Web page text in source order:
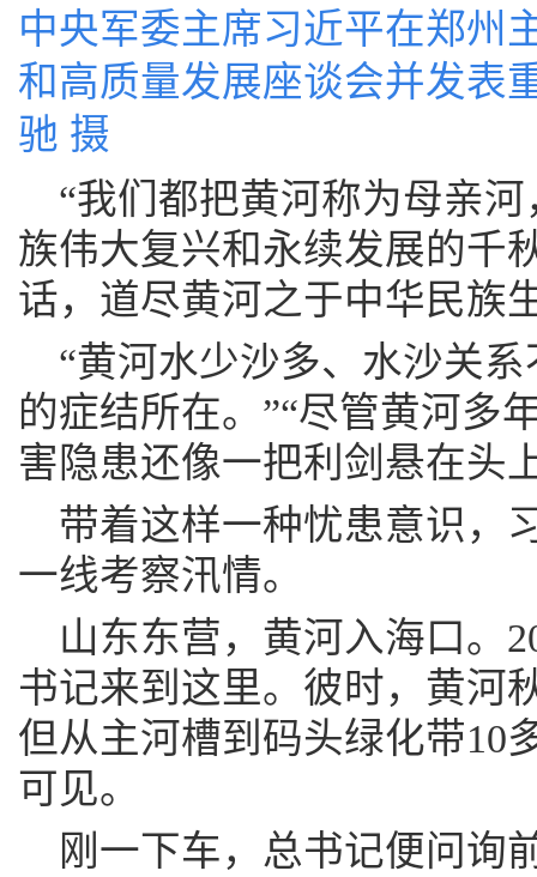
中央军委主席习近平在郑州
和高质量发展座谈会并发表
驰 摄
“我们都把黄河称为母亲
族伟大复兴和永续发展的千
话，道尽黄河之于中华民族
“黄河水少沙多、水沙关
的症结所在。”“尽管黄河多
害隐患还像一把利剑悬在头
带着这样一种忧患意识，
一线考察汛情。
山东东营，黄河入海口。
书记来到这里。彼时，黄河
但从主河槽到码头绿化带10
可见。
刚一下车，总书记便问询